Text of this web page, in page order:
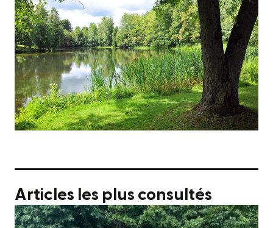
Articles les plus consultés